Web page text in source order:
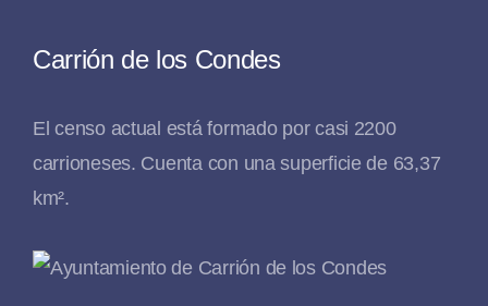
Carrión de los Condes
El censo actual está formado por casi 2200
carrioneses. Cuenta con una superficie de 63,37
km².